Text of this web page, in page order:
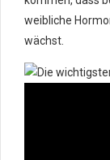
weibliche
wächst.